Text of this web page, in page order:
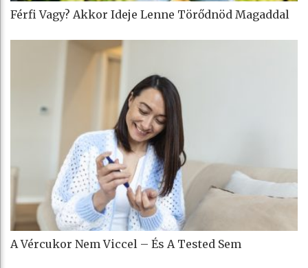
Férfi Vagy? Akkor Ideje Lenne Törődnöd Magaddal
A Vércukor Nem Viccel – És A Tested Sem